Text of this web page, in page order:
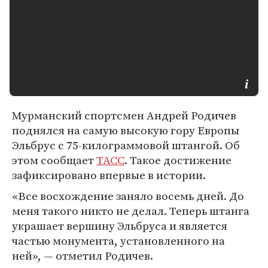
Мурманский спортсмен Андрей Родичев
поднялся на самую высокую гору Европы
Эльбрус с 75-килограммовой штангой. Об
этом сообщаетТАСС. Такое достижение
зафиксировано впервые в истории.
«Все восхождение заняло восемь дней. До
меня такого никто не делал. Теперь штанга
украшает вершину Эльбруса и является
частью монумента, установленного на
ней», — отметил Родичев.